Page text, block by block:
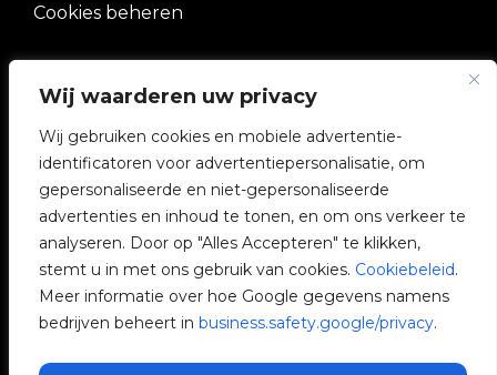
Wij waarderen uw privacy
Wij gebruiken cookies en mobiele advertentie-
identificatoren voor advertentiepersonalisatie, om
gepersonaliseerde en niet-gepersonaliseerde
advertenties en inhoud te tonen, en om ons verkeer te
analyseren. Door op "Alles Accepteren" te klikken,
stemt u in met ons gebruik van cookies. Cookiebeleid.
Meer informatie over hoe Google gegevens namens
bedrijven beheert in business.safety.google/privacy.
Cookies beheren
BEDRIJF
V2C Gemeenschap
e-Chargers
V2C Cloud
V2C Payments